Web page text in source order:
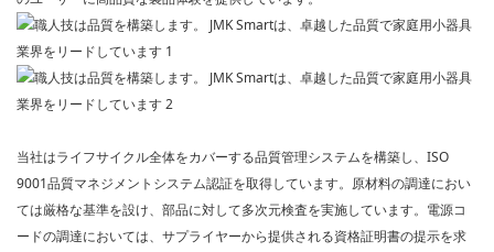
当社はライフサイクル全体をカバーする品質管理システムを構築し、ISO
9001品質マネジメントシステム認証を取得しています。原材料の調達におい
ては厳格な基準を設け、部品に対して多次元検査を実施しています。電源コ
ードの調達においては、 サプライヤーから提供される資格証明書の提示を求